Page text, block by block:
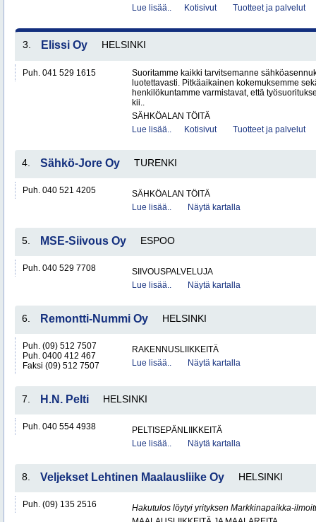
Lue lisää..
Kotisivut Tuotteet ja palvelut
3. Elissi Oy HELSINKI
Puh. 041 529 1615
Suoritamme kaikki tarvitsemanne
luotettavasti. Pitkäaikainen kokemuksemme
henkilökuntamme varmistavat, että
kii..
SÄHKÖALAN TÖITÄ
Lue lisää..
Kotisivut Tuotteet ja palvelut
4. Sähkö-Jore Oy TURENKI
Puh. 040 521 4205
SÄHKÖALAN TÖITÄ
Lue lisää..
Näytä kartalla
5. MSE-Siivous Oy ESPOO
Puh. 040 529 7708
SIIVOUSPALVELUJA
Lue lisää..
Näytä kartalla
6. Remontti-Nummi Oy HELSINKI
Puh. (09) 512 7507
Puh. 0400 412 467
Faksi (09) 512 7507
RAKENNUSLIIKKEITÄ
Lue lisää..
Näytä kartalla
7. H.N. Pelti HELSINKI
Puh. 040 554 4938
PELTISEPÄNLIIKKEITÄ
Lue lisää..
Näytä kartalla
8. Veljekset Lehtinen Maalausliike Oy HELSINKI
Puh. (09) 135 2516
Hakutulos löytyi yrityksen Markkinapaikka-